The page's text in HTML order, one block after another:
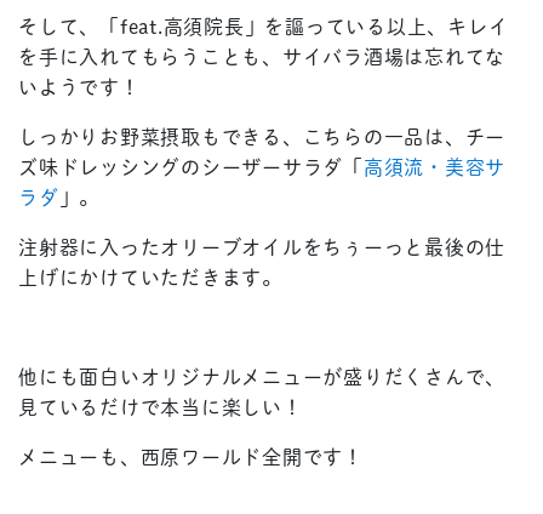
そして、「feat.高須院長」を謳っている以上、キレイ
を手に入れてもらうことも、サイバラ酒場は忘れてな
いようです！
しっかりお野菜摂取もできる、こちらの一品は、チー
ズ味ドレッシングのシーザーサラダ「 高須流・美容サ
ラダ 」。
注射器に入ったオリーブオイルをちぅーっと最後の仕
上げにかけていただきます。
他にも面白いオリジナルメニューが盛りだくさんで、
見ているだけで本当に楽しい！
メニューも、西原ワールド全開です！